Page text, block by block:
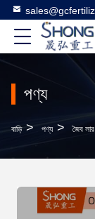
পণ্য
বাড়ি > পণ্য > জৈব